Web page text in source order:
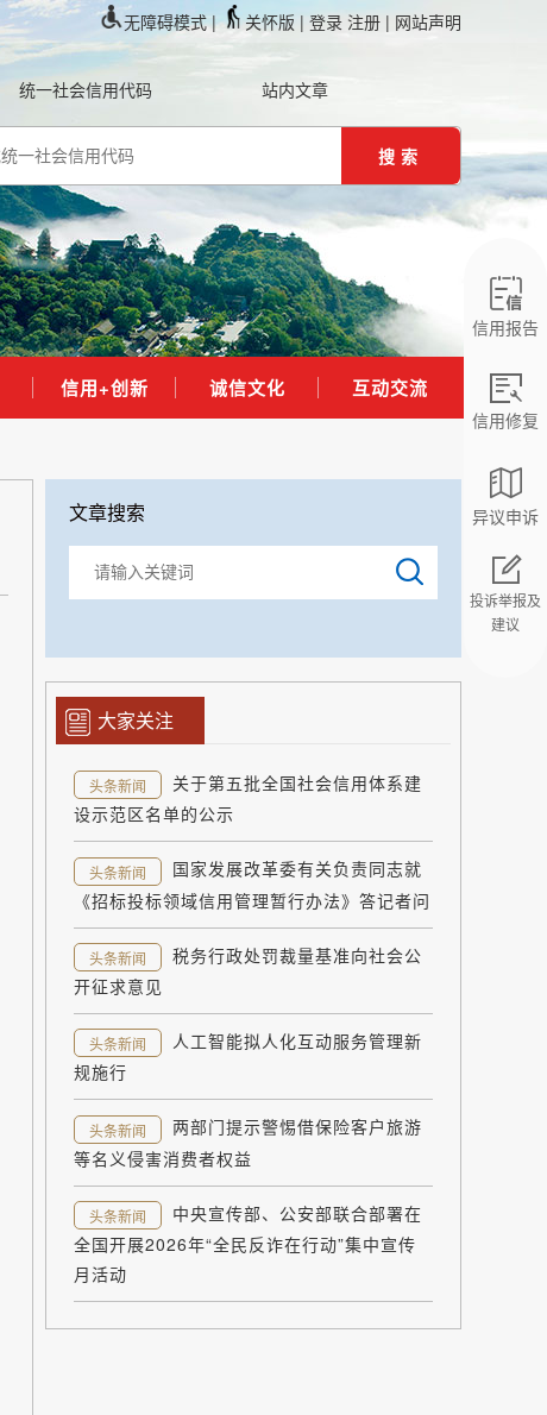
无障碍模式 | 关怀版 | 登录 注册 | 网站声明
统一社会信用代码 站内文章
搜索
信用+创新 诚信文化 互动交流
文章搜索
大家关注
头条新闻
关于第五批全国社会信用体系建
设示范区名单的公示
头条新闻
国家发展改革委有关负责同志就
《招标投标领域信用管理暂行办法》答记者问
头条新闻
税务行政处罚裁量基准向社会公
开征求意见
头条新闻
人工智能拟人化互动服务管理新
规施行
头条新闻
两部门提示警惕借保险客户旅游
等名义侵害消费者权益
头条新闻
中央宣传部、公安部联合部署在
全国开展2026年“全民反诈在行动”集中宣传
月活动
信用报告
信用修复
异议申诉
投诉举报及
建议